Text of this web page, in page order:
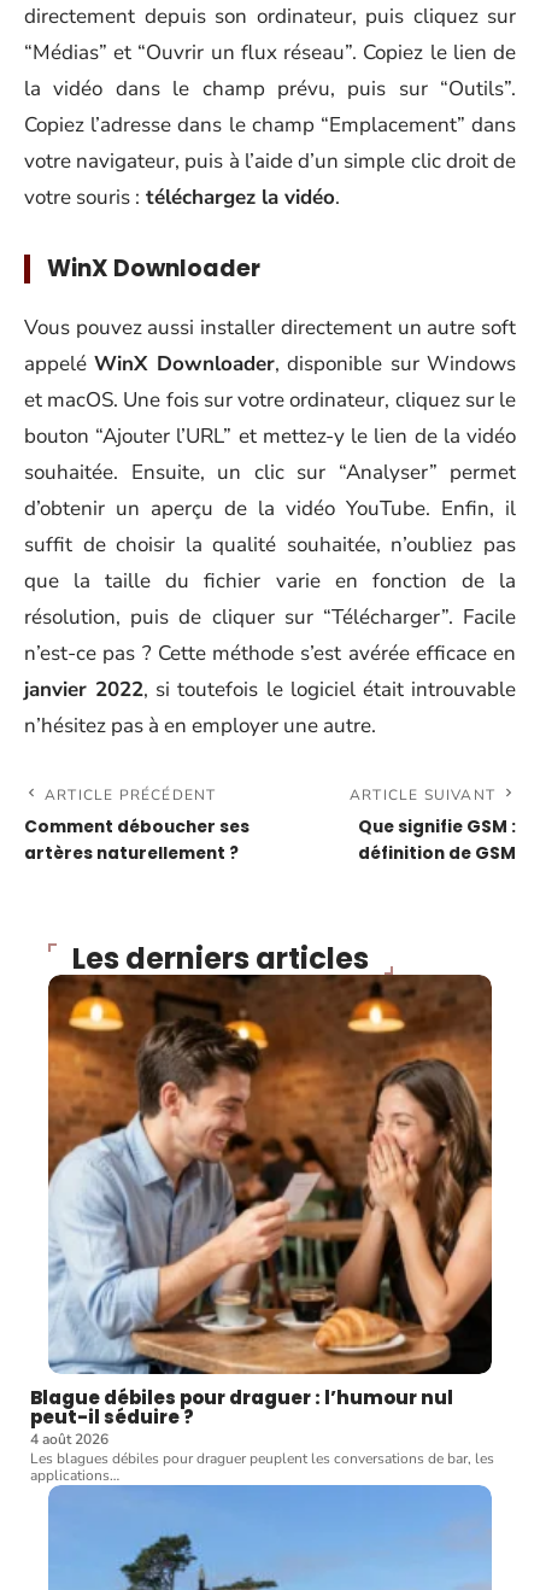
directement depuis son ordinateur, puis cliquez sur
“Médias” et “Ouvrir un flux réseau”. Copiez le lien de
la vidéo dans le champ prévu, puis sur “Outils”.
Copiez l’adresse dans le champ “Emplacement” dans
votre navigateur, puis à l’aide d’un simple clic droit de
votre souris : téléchargez la vidéo.
WinX Downloader
Vous pouvez aussi installer directement un autre soft
appeléWinX Downloader, disponible sur Windows
et macOS. Une fois sur votre ordinateur, cliquez sur le
bouton “Ajouter l’URL” et mettez-y le lien de la vidéo
souhaitée. Ensuite, un clic sur “Analyser” permet
d’obtenir un aperçu de la vidéo YouTube. Enfin, il
suffit de choisir la qualité souhaitée, n’oubliez pas
que la taille du fichier varie en fonction de la
résolution, puis de cliquer sur “Télécharger”. Facile
n’est-ce pas ? Cette méthode s’est avérée efficace en
janvier 2022, si toutefois le logiciel était introuvable
n’hésitez pas à en employer une autre.
ARTICLE PRÉCÉDENT
Comment déboucher ses
artères naturellement ?
ARTICLE SUIVANT
Que signifie GSM :
définition de GSM
Les derniers articles
Blague débiles pour draguer : l’humour nul
peut-il séduire ?
4 août 2026
Les blagues débiles pour draguer peuplent les conversations de bar, les
applications…